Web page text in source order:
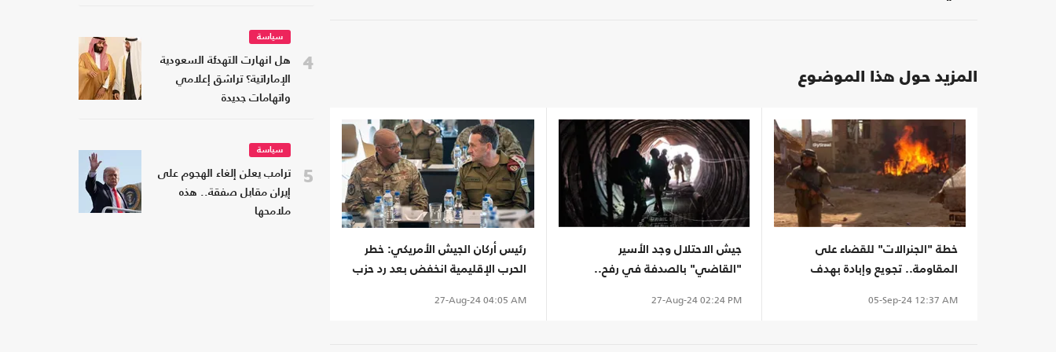
المزيد حول هذا الموضوع
خطة "الجنرالات" للقضاء على
المقاومة.. تجويع وإبادة بهدف
05-Sep-24 12:37 AM
جيش الاحتلال وجد الأسير
"القاضي" بالصدفة في رفح..
27-Aug-2402:24 PM
رئيس أركان الجيش الأمريكي: خطر
الحرب الإقليمية انخفض بعد رد حزب
27-Aug-2404:05 AM
4
سياسة
هل انهارت التهدئة السعودية
الإماراتية؟ تراشق إعلامي
واتهامات جديدة
5
سياسة
ترامب يعلن إلغاء الهجوم على
إيران مقابل صفقة.. هذه
ملامحها